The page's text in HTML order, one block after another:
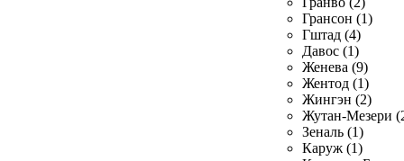
Грансон (1)
Гштад (4)
Давос (1)
Женева (9)
Жентод (1)
Жингэн (2)
Жутан-Мезери
Зеналь (1)
Каруж (1)